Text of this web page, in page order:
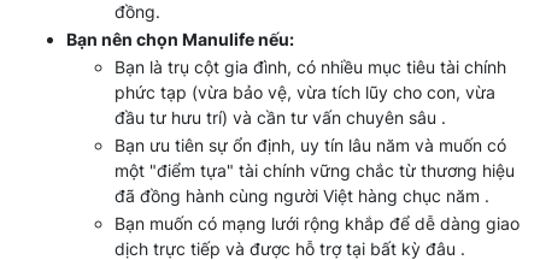
đồng.
Bạn nên chọn Manulife nếu:
Bạn là trụ cột gia đình, có nhiều mục tiêu tài chính
phức tạp (vừa bảo vệ, vừa tích lũy cho con, vừa
đầu tư hưu trí) và cần tư vấn chuyên sâu .
Bạn ưu tiên sự ổn định, uy tín lâu năm và muốn có
một "điểm tựa" tài chính vững chắc từ thương hiệu
đã đồng hành cùng người Việt hàng chục năm .
Bạn muốn có mạng lưới rộng khắp để dễ dàng giao
dịch trực tiếp và được hỗ trợ tại bất kỳ đâu .